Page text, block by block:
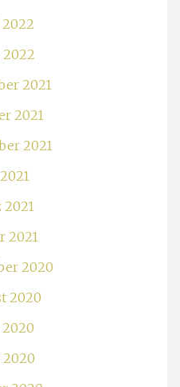
2021
2021
2021
2021
2021
2020
2020